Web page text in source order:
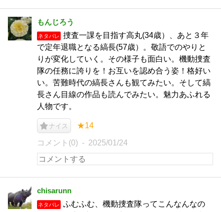
もんじろう
ネタバレ
捜査一課を目指す高丸(34歳）、あと３年
で定年退職となる縞長(57歳）。敬語でのやりと
りが変化していく。その様子も面白い。機動捜査
隊の任務に誇りを！お互いを認め合う姿！格好い
い。苦難時代の縞長さんも観てみたい。そして縞
長さん目線の作品も読んでみたい。魅力あふれる
人物です。
ナイス ★14
コメント(0) 2025/01/24
chisarunn
ネタバレ
ふむふむ、機動捜査隊ってこんなんなの